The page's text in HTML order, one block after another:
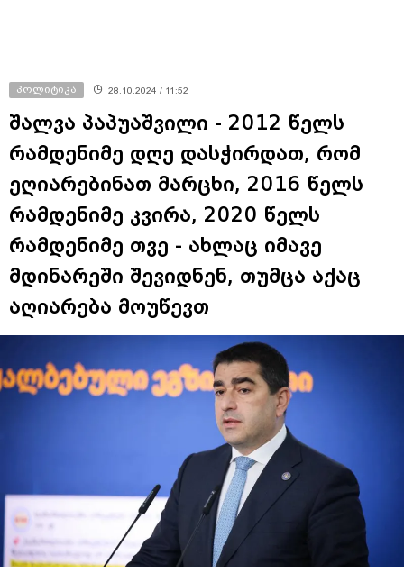
პოლიტიკა 28.10.2024 / 11:52
შალვა პაპუაშვილი - 2012 წელს
რამდენიმე დღე დასჭირდათ, რომ
ეღიარებინათ მარცხი, 2016 წელს
რამდენიმე კვირა, 2020 წელს
რამდენიმე თვე - ახლაც იმავე
მდინარეში შევიდნენ, თუმცა აქაც
აღიარება მოუწევთ